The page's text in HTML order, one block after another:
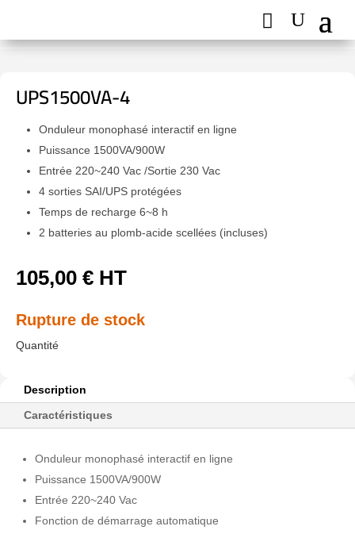
UPS1500VA-4
Onduleur monophasé interactif en ligne
Puissance 1500VA/900W
Entrée 220~240 Vac /Sortie 230 Vac
4 sorties SAI/UPS protégées
Temps de recharge 6~8 h
2 batteries au plomb-acide scellées (incluses)
105,00 € HT
Rupture de stock
Description
Caractéristiques
Onduleur monophasé interactif en ligne
Puissance 1500VA/900W
Entrée 220~240 Vac
Fonction de démarrage automatique